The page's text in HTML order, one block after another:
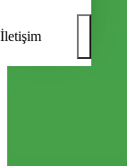
İletişim
Türkiye’nin
Tarafsız, dinamik
okuyucularına
bir yelpazede
neler olup